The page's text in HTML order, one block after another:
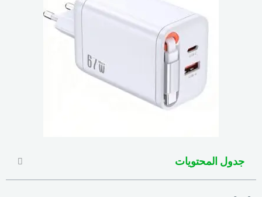
جدول المحتويات